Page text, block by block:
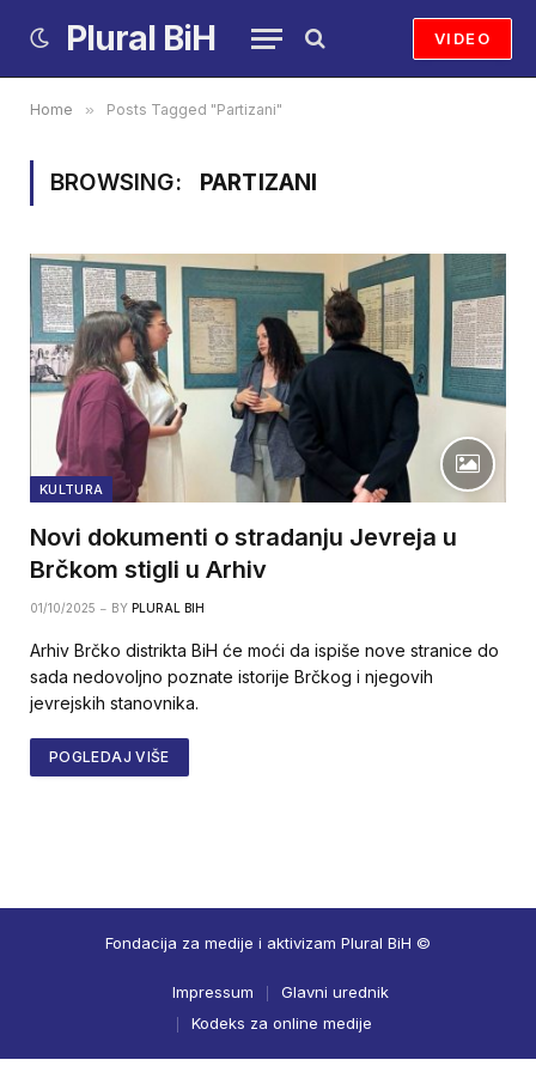
Plural BiH VIDEO
Home » Posts Tagged "Partizani"
BROWSING: PARTIZANI
KULTURA
Novi dokumenti o stradanju Jevreja u
Brčkom stigli u Arhiv
01/10/2025 BY PLURAL BIH
Arhiv Brčko distrikta BiH će moći da ispiše nove stranice do
sada nedovoljno poznate istorije Brčkog i njegovih
jevrejskih stanovnika.
POGLEDAJ VIŠE
Fondacija za medije i aktivizam Plural BiH ©
Impressum
Glavni urednik
Kodeks za online medije